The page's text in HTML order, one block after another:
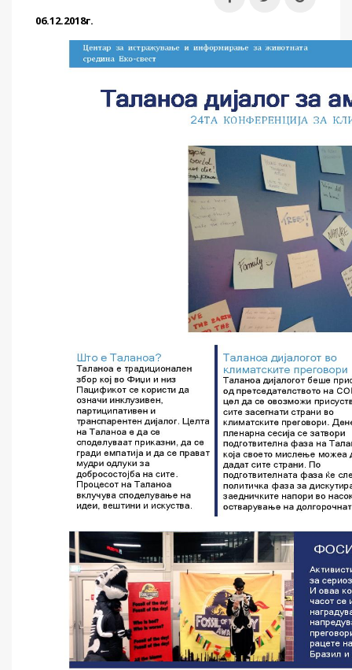
06.12.2018г.